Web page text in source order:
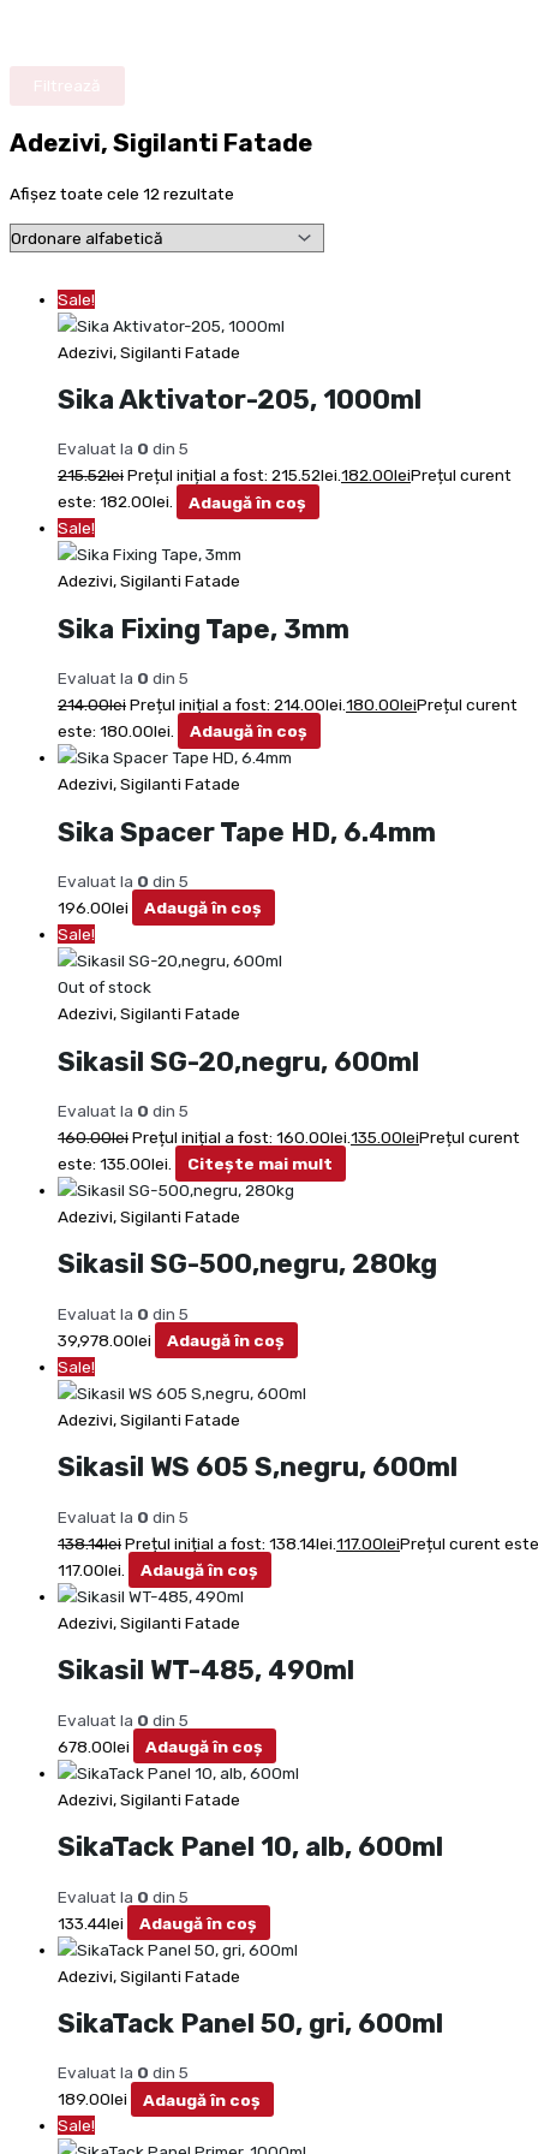
Adezivi, Sigilanti Fatade
Afișez toate cele 12 rezultate
Sale!
Adezivi, Sigilanti Fatade
Sika Aktivator-205, 1000ml
Evaluat la 0 din 5
215.52leiPrețul inițial a fost: 215.52lei.182.00leiPrețul curent
este: 182.00lei.
Adaugă în coș
Sale!
Adezivi, Sigilanti Fatade
Sika Fixing Tape, 3mm
Evaluat la 0 din 5
214.00leiPrețul inițial a fost: 214.00lei.180.00leiPrețul curent
este: 180.00lei.
Adaugă în coș
Adezivi, Sigilanti Fatade
Sika Spacer Tape HD, 6.4mm
Evaluat la 0 din 5
196.00lei
Adaugă în coș
Sale!
Out of stock
Adezivi, Sigilanti Fatade
Sikasil SG-20,negru, 600ml
Evaluat la 0 din 5
160.00leiPrețul inițial a fost: 160.00lei. 135.00leiPrețul curent
este: 135.00lei.
Citește mai mult
Adezivi, Sigilanti Fatade
Sikasil SG-500,negru, 280kg
Evaluat la 0 din 5
39,978.00lei
Adaugă în coș
Sale!
Adezivi, Sigilanti Fatade
Sikasil WS 605 S,negru, 600ml
Evaluat la 0 din 5
138.14leiPrețul inițial a fost: 138.14lei. 117.00leiPrețul curent
117.00lei.
Adaugă în coș
Adezivi, Sigilanti Fatade
Sikasil WT-485, 490ml
Evaluat la 0 din 5
678.00lei Adaugă în coș
Adezivi, Sigilanti Fatade
SikaTack Panel 10, alb, 600ml
Evaluat la 0 din 5
133.44lei Adaugă în coș
Adezivi, Sigilanti Fatade
SikaTack Panel 50, gri, 600ml
Evaluat la 0 din 5
189.00lei
Adaugă în coș
Sale!